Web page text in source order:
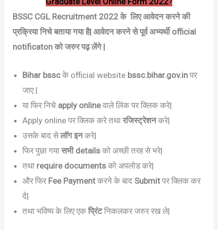
BSSC CGL Recruitment 2022 के लिए आवेदन करने की
प्रक्रिया निचे बताया गया है| आवेदन करने से पूर्व अभ्यर्थी official
notificaton को जरुर पढ़ लेंगे |
Bihar bsscके official website bssc.bihar.gov.in पर
जाए |
या फिर निचे apply onlineवाले लिंक पर क्लिक करे|
Apply online पर क्लिक करे तथारजिस्ट्रेशनकरे|
उसके बाद सेलॉग इनकरे|
फिर पुछा गयासभी details को अच्छी तरह से भरे|
तथा require documents को अपलोड करे|
और फिर Fee Payment करने के बाद Submit पर क्लिक कर
दे|
तथा भविष्य के लिए एकप्रिंटनिकलकर जरुर रख ले|